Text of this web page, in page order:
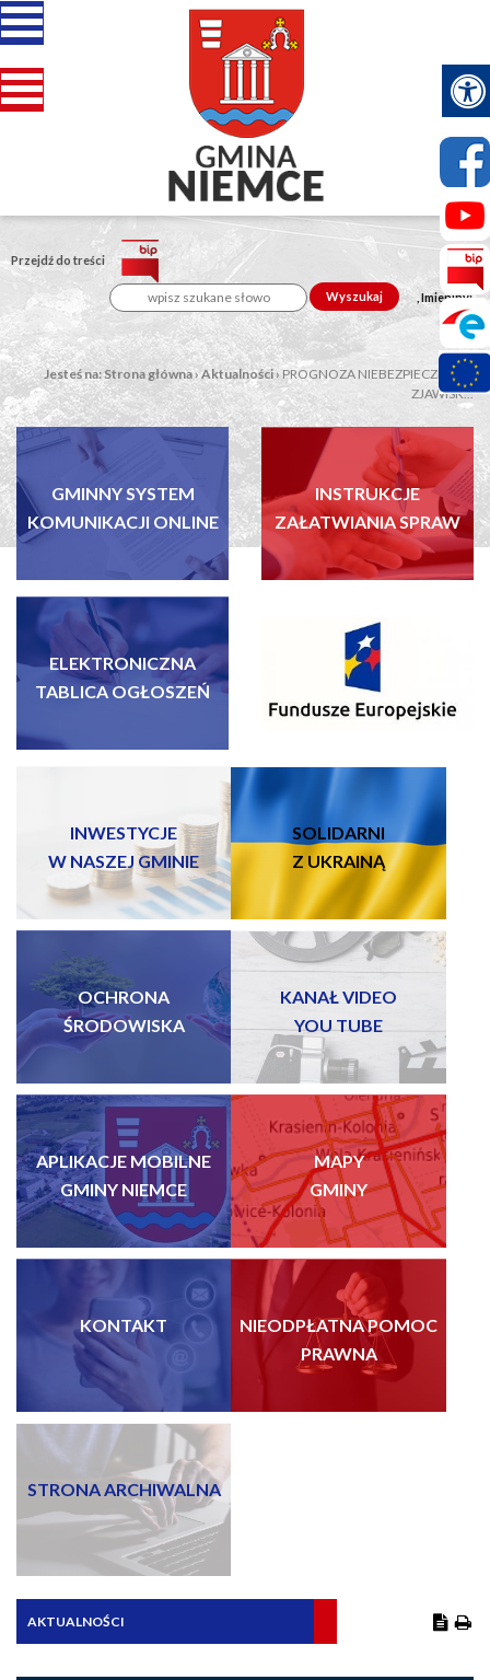
Przejdź do treści
, Imieniny:
Wyszukaj
Jesteś na:Strona główna›Aktualności ›PROGNOZA NIEBEZPIECZNYCH
ZJAWISK...
GMINNY SYSTEM
KOMUNIKACJI ONLINE
INSTRUKCJE
ZAŁATWIANIA SPRAW
ELEKTRONICZNA
TABLICA OGŁOSZEŃ
FUNDUSZE EUROPEJSKIE
INWESTYCJE
W NASZEJ GMINIE
SOLIDARNI
Z UKRAINĄ
OCHRONA
ŚRODOWISKA
KANAŁ VIDEO
YOU TUBE
APLIKACJE MOBILNE
GMINY NIEMCE
MAPY
GMINY
KONTAKT
NIEODPŁATNA POMOC
PRAWNA
STRONA ARCHIWALNA
AKTUALNOŚCI